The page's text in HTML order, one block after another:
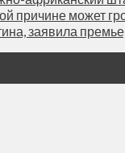
причине может
заявила